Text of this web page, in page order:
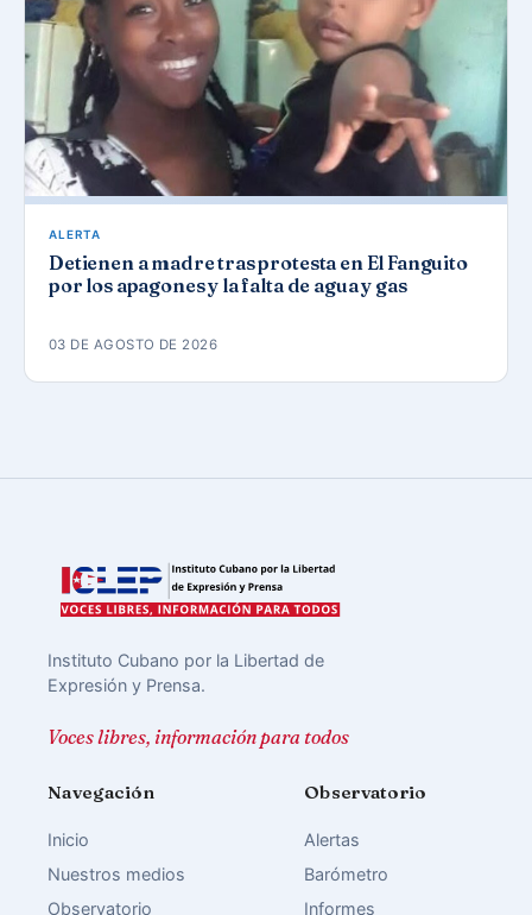
ALERTA
Detienen a madre tras protesta en El Fanguito
por los apagones y la falta de agua y gas
03 DE AGOSTO DE 2026
Instituto Cubano por la Libertad de
Expresión y Prensa.
Voces libres, información para todos
Navegación
Inicio
Nuestros medios
Observatorio
Observatorio
Alertas
Barómetro
Informes